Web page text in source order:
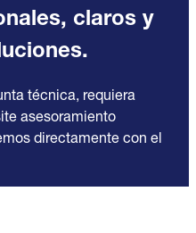
claros y
técnica, requiera
asesoramiento
directamente con el